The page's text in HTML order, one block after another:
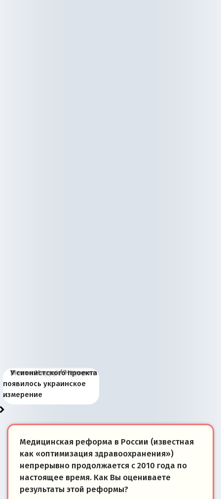
Киевская марионетка
Запада рассказала о
«переобувании» хозяев
В России назрели
перемены: 15 шагов к
суверенной экономике
Миграционный пожар
Европы
Россия начинает
сбрасывать балласт
Анкориджа
Россия зимой 1904
года: первые уступки во
внутренней политике
Русская нация вчера и
сегодня
Почему правый крах в
Варшаве не поможет её
отношениям с Россией?
Место Науру / Науэро в
современной истории
Южной Осетии
У сионистского проекта
появилось украинское
измерение
Медицинская реформа в России (известная
как «оптимизация здравоохранения»)
непрерывно продолжается с 2010 года по
настоящее время. Как Вы оцениваете
результаты этой реформы?